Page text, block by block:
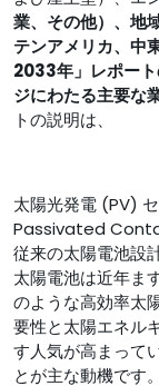
業、その他）、地
テンアメリカ、中
2033年」レポー
ジにわたる主要な
トの説明は、
太陽光発電 (PV)
Passivated
従来の太陽電池設
太陽電池は近年ま
のような高効率太
要性と太陽エネル
す人気が高まって
とが主な動機です